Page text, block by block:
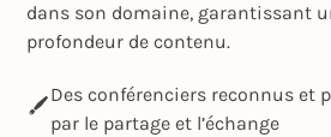
dans son domaine, garantissant
profondeur de contenu.
Des conférenciers reconnus et
par le partage et l’échange